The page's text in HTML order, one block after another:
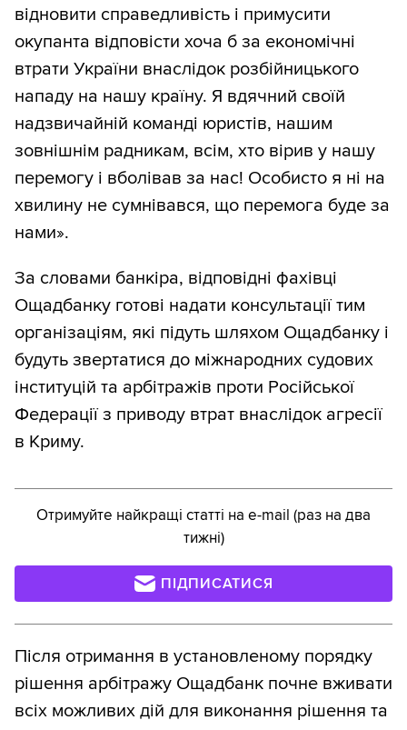
відновити справедливість і примусити
окупанта відповісти хоча б за економічні
втрати України внаслідок розбійницького
нападу на нашу країну. Я вдячний своїй
надзвичайній команді юристів, нашим
зовнішнім радникам, всім, хто вірив у нашу
перемогу і вболівав за нас! Особисто я ні на
хвилину не сумнівався, що перемога буде за
нами».
За словами банкіра, відповідні фахівці
Ощадбанку готові надати консультації тим
організаціям, які підуть шляхом Ощадбанку і
будуть звертатися до міжнародних судових
інституцій та арбітражів проти Російської
Федерації з приводу втрат внаслідок агресії
в Криму.
Отримуйте найкращі статті на e-mail (раз на два
тижні)
ПІДПИСАТИСЯ
Після отримання в установленому порядку
рішення арбітражу Ощадбанк почне вживати
всіх можливих дій для виконання рішення та